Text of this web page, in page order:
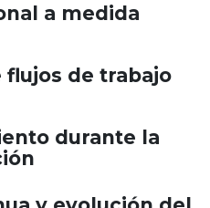
a medida
de trabajo
durante la